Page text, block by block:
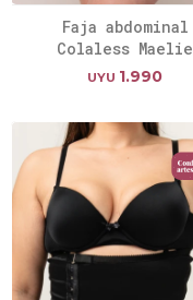
Faja abdominal
Colaless Maelie
UYU 1.990